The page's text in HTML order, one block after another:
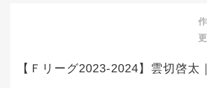
【Ｆリーグ2023-2024】雲切啓太